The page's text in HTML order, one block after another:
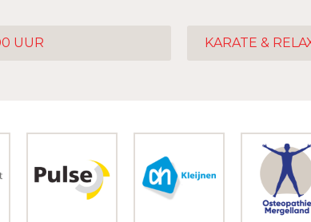
UUR KARATE &